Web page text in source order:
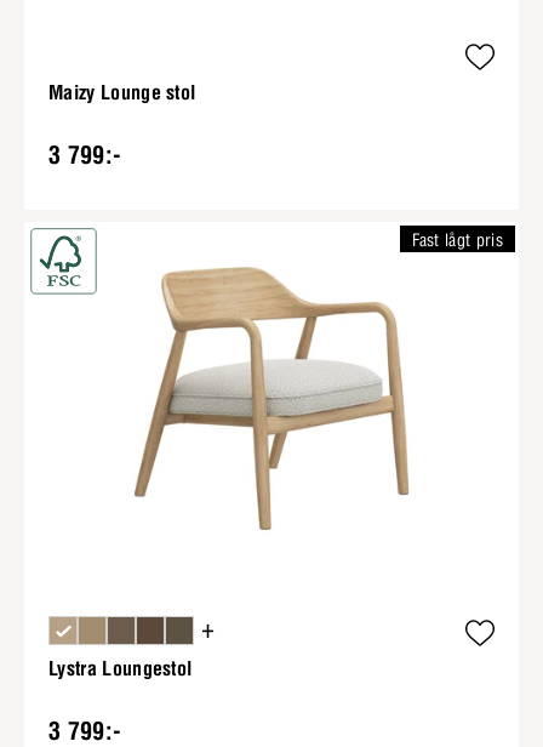
Maizy Lounge stol
3 799:-
+
Lystra Loungestol
3 799:-
Fast lågt pris